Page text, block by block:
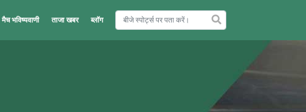
मैच भविष्यवाणी ताजा खबर ब्लॉग